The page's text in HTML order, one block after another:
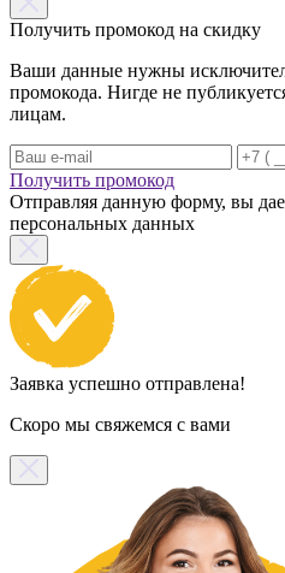
Получить промокод на скидку
Ваши данные нужны
промокода. Нигде не
лицам.
Получить промокод
Отправляя данную форму, вы
персональных данных
Заявка успешно отправлена!
Скоро мы свяжемся с вами